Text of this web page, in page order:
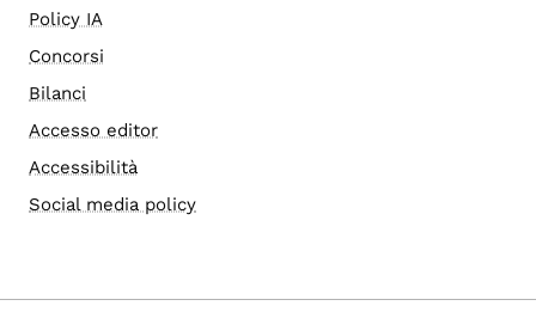
Policy IA
Concorsi
Bilanci
Accesso editor
Accessibilità
Social media policy